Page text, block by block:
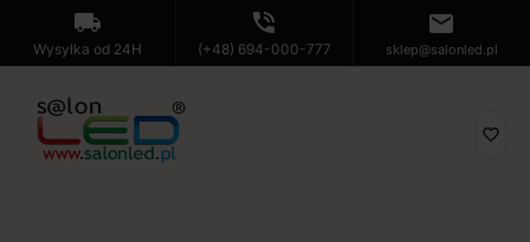
local_shipping
Wysyłka od 24H
phone_in_talk
(+48) 694-000-777
mail
sklep@salonled.pl
favorite_border